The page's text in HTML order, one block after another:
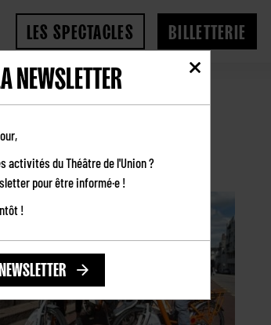
LES SPECTACLES BILLETTERIE
NEWSLETTER
activités du Théâtre de l'Union ?
pour être informé·e !
!